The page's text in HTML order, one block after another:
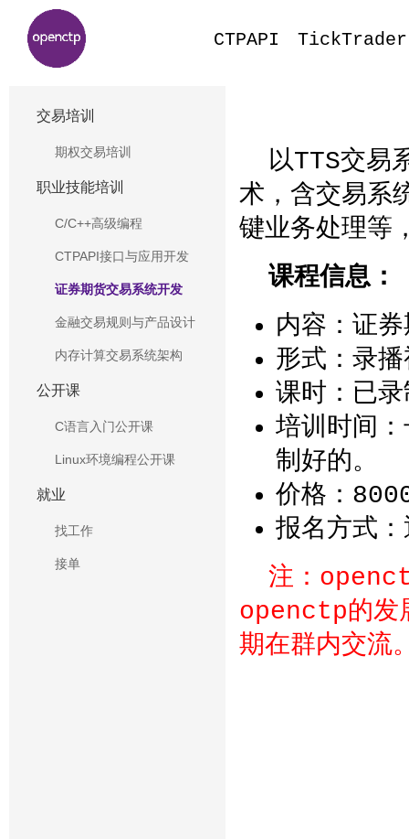
CTPAPI TickTrader
交易培训
期权交易培训
职业技能培训
C/C++高级编程
CTPAPI接口与应用开发
证券期货交易系统开发
金融交易规则与产品设计
内存计算交易系统架构
公开课
C语言入门公开课
Linux环境编程公开课
就业
找工作
接单
以TTS交易
术，含交易系
键业务处理等
课程信息：
内容：证
形式：录
课时：已
培训时间
制好的。
价格：
报名方式
注：
openctp的发
期在群内交流